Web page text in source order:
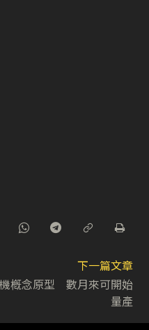
下一篇文章
槪念原型 數月來可開始
量產